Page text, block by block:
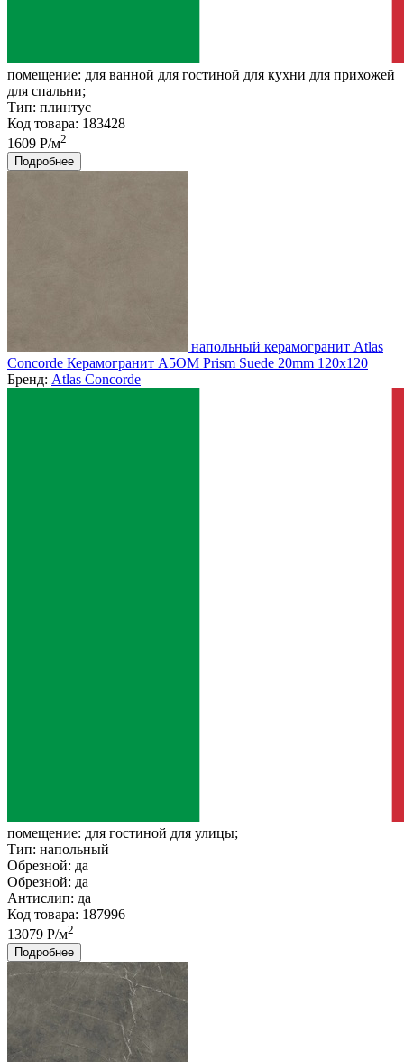
помещение: для ванной для гостиной для кухни для прихожей
для спальни;
Тип: плинтус
Код товара: 183428
1609 Р/м2
Подробнее
напольный керамогранит Atlas
Concorde Керамогранит A5OM Prism Suede 20mm 120x120
Бренд: Atlas Concorde
помещение: для гостиной для улицы;
Тип: напольный
Обрезной: да
Обрезной: да
Антислип: да
Код товара: 187996
13079 Р/м2
Подробнее